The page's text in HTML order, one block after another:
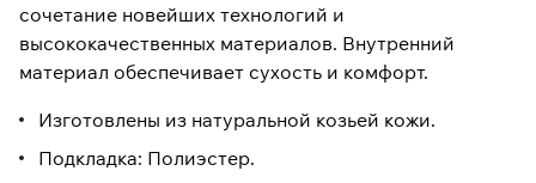
сочетание новейших технологий и
высококачественных материалов. Внутренний
материал обеспечивает сухость и комфорт.
Изготовлены из натуральной козьей кожи.
Подкладка: Полиэстер.